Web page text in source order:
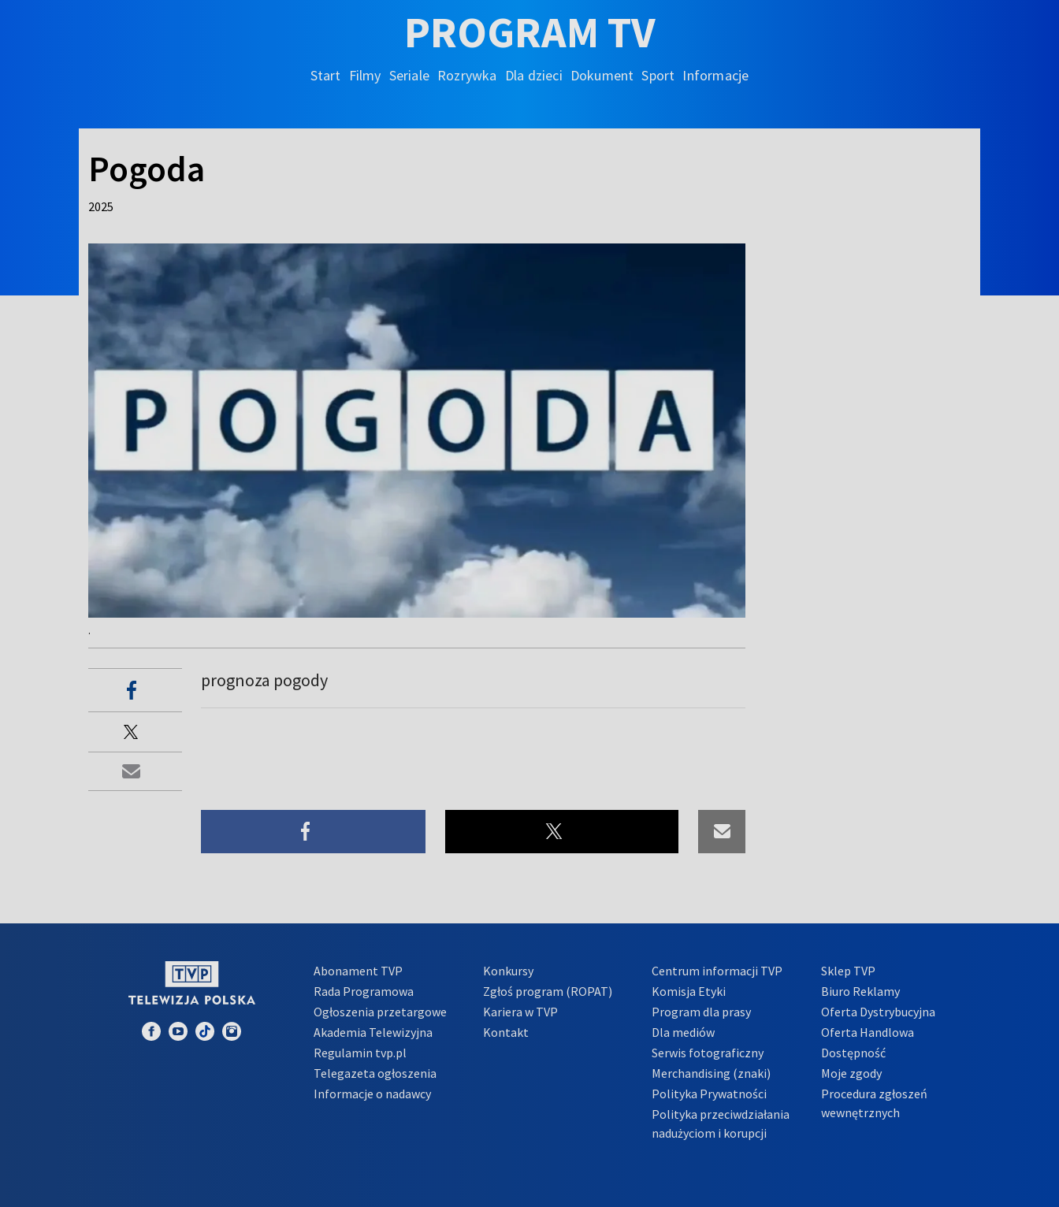
PROGRAM TV
Start Filmy Seriale Rozrywka Dla dzieci Dokument Sport Informacje
Pogoda
2025
.
prognoza pogody
Abonament TVP
Rada Programowa
Ogłoszenia przetargowe
Akademia Telewizyjna
Regulamin tvp.pl
Telegazeta ogłoszenia
Informacje o nadawcy
Konkursy
Zgłoś program (ROPAT)
Kariera w TVP
Kontakt
Centrum informacji TVP
Komisja Etyki
Program dla prasy
Dla mediów
Serwis fotograficzny
Merchandising (znaki)
Polityka Prywatności
Polityka przeciwdziałania
nadużyciom i korupcji
Sklep TVP
Biuro Reklamy
Oferta Dystrybucyjna
Oferta Handlowa
Dostępność
Moje zgody
Procedura zgłoszeń
wewnętrznych